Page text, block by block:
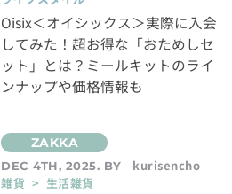
Oisix＜オイシックス＞実際に入会
してみた！超お得な「おためしセ
ット」とは？ミールキットのライ
ンナップや価格情報も
DEC 4TH, 2025. BY
kurisencho
雑貨 > 生活雑貨